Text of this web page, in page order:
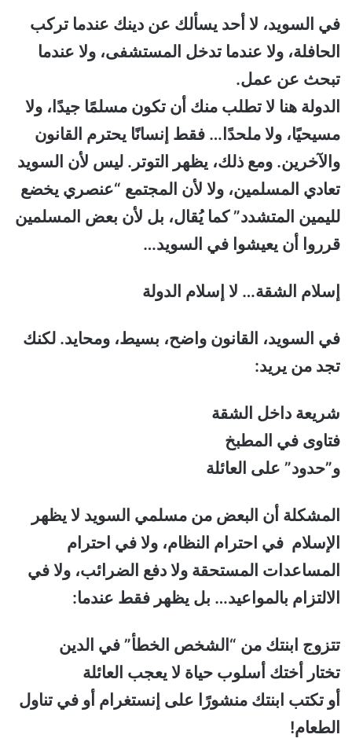
في السويد، لا أحد يسألك عن دينك عندما تركب
الحافلة، ولا عندما تدخل المستشفى، ولا عندما
تبحث عن عمل.
الدولة هنا لا تطلب منك أن تكون مسلمًا جيدًا، ولا
مسيحيًا، ولا ملحدًا… فقط إنسانًا يحترم القانون
والآخرين. ومع ذلك، يظهر التوتر. ليس لأن السويد
تعادي المسلمين، ولا لأن المجتمع “عنصري يخضع
لليمين المتشدد” كما يُقال، بل لأن بعض المسلمين
قرروا أن يعيشوا في السويد…
إسلام الشقة… لا إسلام الدولة
في السويد، القانون واضح، بسيط، ومحايد. لكنك
تجد من يريد:
شريعة داخل الشقة
فتاوى في المطبخ
و”حدود” على العائلة
المشكلة أن البعض من مسلمي السويد لا يظهر
الإسلام في احترام النظام، ولا في احترام
المساعدات المستحقة ولا دفع الضرائب، ولا في
الالتزام بالمواعيد… بل يظهر فقط عندما:
تتزوج ابنتك من “الشخص الخطأ” في الدين
تختار أختك أسلوب حياة لا يعجب العائلة
أو تكتب ابنتك منشورًا على إنستغرام أو في تناول
الطعام!